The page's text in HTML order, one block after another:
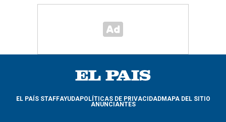
EL PAÍS STAFFAYUDAPOLÍTICAS DE PRIVACIDADMAPA DEL SITIO
ANUNCIANTES